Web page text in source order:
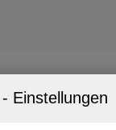
Kornberg –